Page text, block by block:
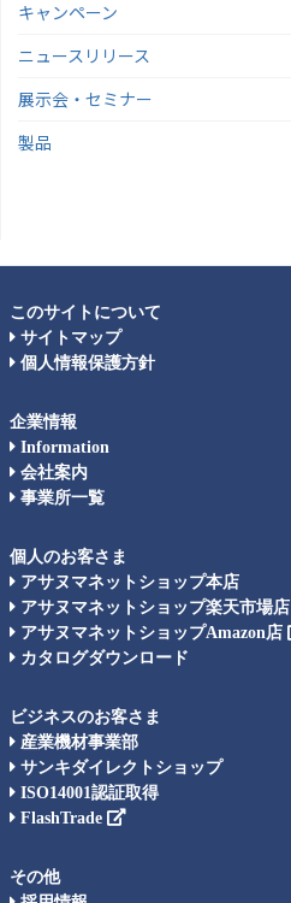
キャンペーン
ニュースリリース
展示会・セミナー
製品
このサイトについて
サイトマップ
個人情報保護方針
企業情報
Information
会社案内
事業所一覧
個人のお客さま
アサヌマネットショップ本店
アサヌマネットショップ楽天市場店
アサヌマネットショップAmazon店
カタログダウンロード
ビジネスのお客さま
産業機材事業部
サンキダイレクトショップ
ISO14001認証取得
FlashTrade
その他